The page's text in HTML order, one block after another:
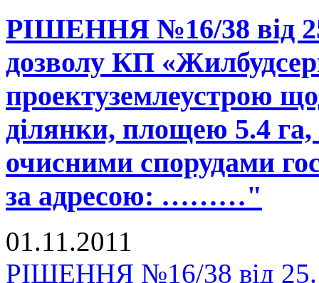
РІШЕННЯ №16/38 від
дозволу КП
проектуземлеустрою
ділянки, площею 5.4
очисними спорудами
за адресою: ………"
01.11.2011
РІШЕННЯ №16/38 від